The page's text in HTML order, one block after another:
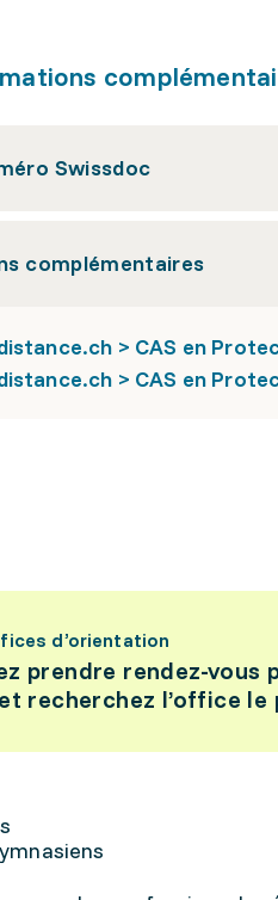
Swissdoc
complémentaires
> CAS en
> CAS en
d’orientation
prendre rendez-vous
recherchez l’office le